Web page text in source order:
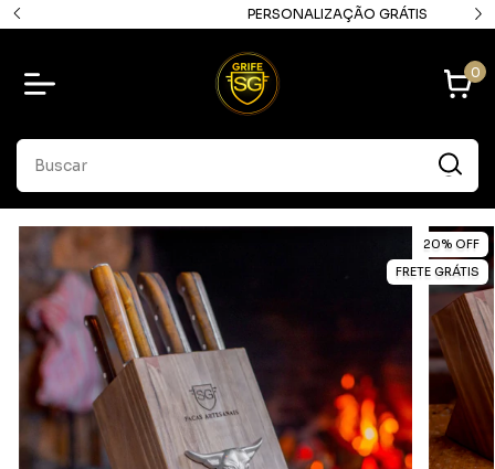
PERSONALIZAÇÃO GRÁTIS
0
20% OFF
FRETE GRÁTIS